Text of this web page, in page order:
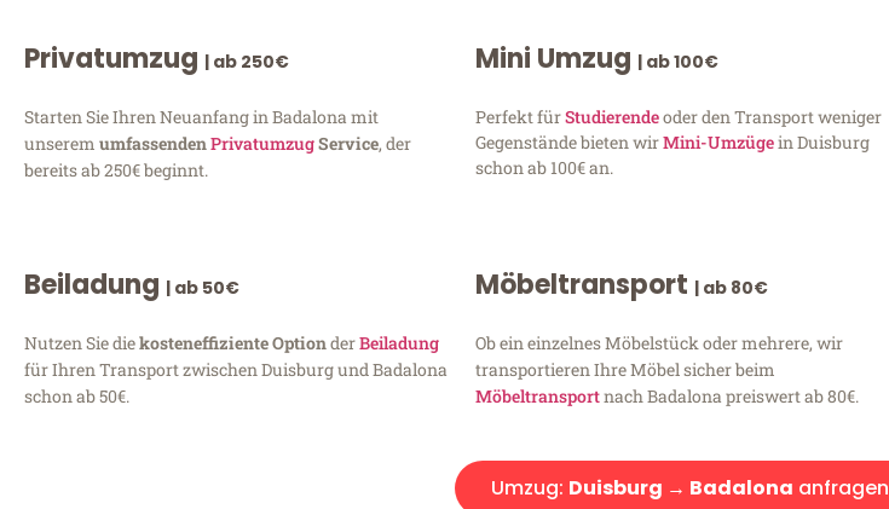
Privatumzug | ab 250€
Starten Sie Ihren Neuanfang in Badalona mit
unserem umfassendenPrivatumzugService, der
bereits ab 250€ beginnt.
Mini Umzug | ab 100€
Perfekt fürStudierendeoder den Transport weniger
Gegenstände bieten wirMini-Umzügein Duisburg
schon ab 100€ an.
Beiladung | ab 50€
Nutzen Sie diekosteneffiziente OptionderBeiladung
für Ihren Transport zwischen Duisburg und Badalona
schon ab 50€.
Möbeltransport | ab 80€
Ob ein einzelnes Möbelstück oder mehrere, wir
transportieren Ihre Möbel sicher beim
Möbeltransportnach Badalona preiswert ab 80€.
Umzug: Duisburg → Badalona anfragen